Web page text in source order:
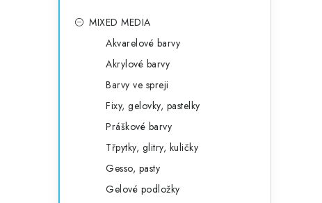
MIXED MEDIA
Akvarelové barvy
Akrylové barvy
Barvy ve spreji
Fixy, gelovky, pastelky
Práškové barvy
Třpytky, glitry, kuličky
Gesso, pasty
Gelové podložky